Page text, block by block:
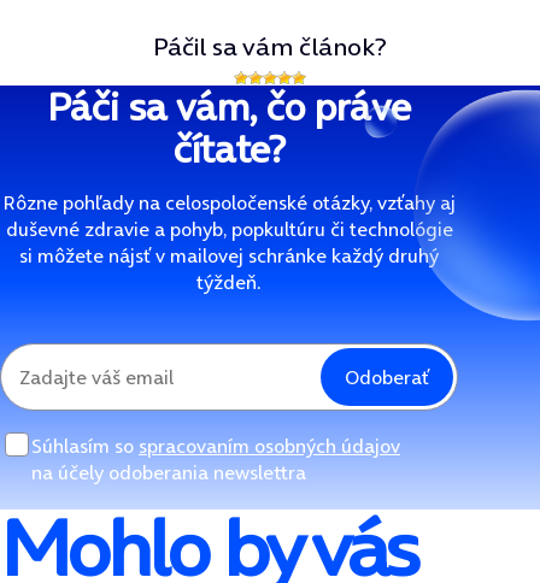
Páčil sa vám článok?
Páči sa vám, čo práve
čítate?
Rôzne pohľady na celospoločenské otázky, vzťahy aj
duševné zdravie a pohyb, popkultúru či technológie
si môžete nájsť v mailovej schránke každý druhý
týždeň.
Odoberať
Súhlasím so spracovaním osobných údajov
na účely odoberania newslettra
Mohlo by vás